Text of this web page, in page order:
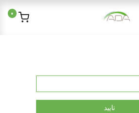
0
تایید